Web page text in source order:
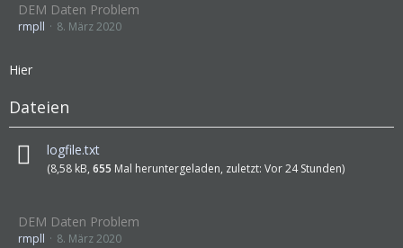
DEM Daten Problem
rmpll 8. März 2020
Hier
Dateien
logfile.txt
(8,58 kB, 655 Mal heruntergeladen, zuletzt: Vor 24 Stunden)
DEM Daten Problem
rmpll 8. März 2020